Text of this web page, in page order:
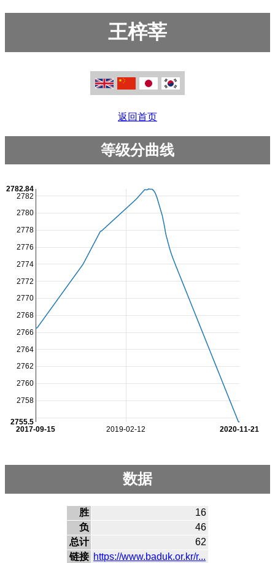
王梓莘
返回首页
等级分曲线
2019-02-12
2017-09-15 2020-11-21
2758
2760
2762
2764
2766
2768
2770
2772
2774
2776
2778
2780
2782
2755.5
2782.84
数据
胜
16
负
46
总计
62
链接 https://www.baduk.or.kr/r...